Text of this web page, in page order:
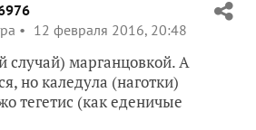
12 февраля 2016, 20:48
случай) марганцовкой. А
но каледула (наготки)
тегетис (как еденичые